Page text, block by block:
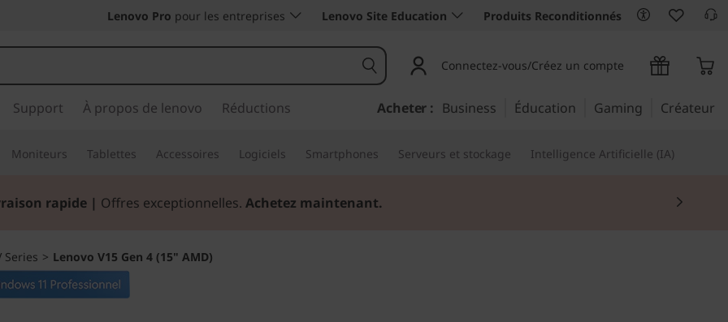
Lenovo Pro pour les entreprises Lenovo Site Education Produits Reconditionnés
Connectez-vous/Créez un compte
Support À propos de lenovo Réductions Acheter : Business Éducation Gaming Créateur
Moniteurs Tablettes Accessoires Logiciels Smartphones Serveurs et stockage Intelligence Artificielle (IA)
rapide| Offres exceptionnelles. Achetez maintenant.
Series > Lenovo V15 Gen 4 (15" AMD)